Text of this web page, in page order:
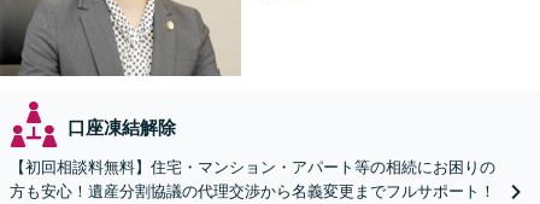
口座凍結解除
【初回相談料無料】住宅・マンション・アパート等の相続にお困りの
方も安心！遺産分割協議の代理交渉から名義変更までフルサポート！